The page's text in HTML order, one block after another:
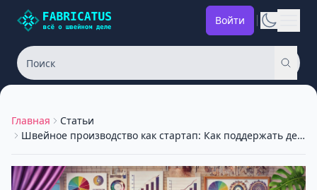
Войти
Главная
Статьи
Швейное производство как стартап: Как поддержать денежный поток на старте